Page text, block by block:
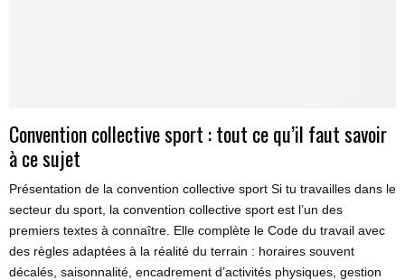
Convention collective sport : tout ce qu’il faut savoir
à ce sujet
Présentation de la convention collective sport Si tu travailles dans le
secteur du sport, la convention collective sport est l’un des
premiers textes à connaître. Elle complète le Code du travail avec
des règles adaptées à la réalité du terrain : horaires souvent
décalés, saisonnalité, encadrement d’activités physiques, gestion